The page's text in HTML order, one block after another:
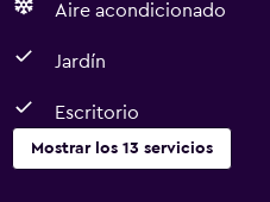
Aire acondicionado
Jardín
Escritorio
Mostrar los 13 servicios